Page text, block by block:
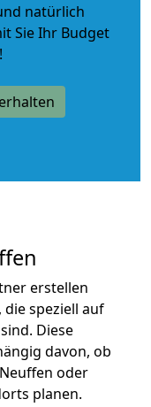
natürlich
Sie Ihr Budget
erstellen
speziell auf
Diese
davon, ob
oder
planen.